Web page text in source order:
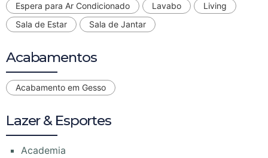
Espera para Ar Condicionado
Lavabo
Living
Sala de Estar
Sala de Jantar
Acabamentos
Acabamento em Gesso
Lazer & Esportes
Academia